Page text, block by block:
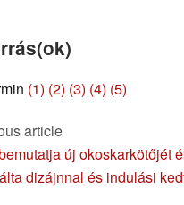
(1) (2) (3) (4) (5)
article
új okoskarkötőjét
dizájnnal és indulási